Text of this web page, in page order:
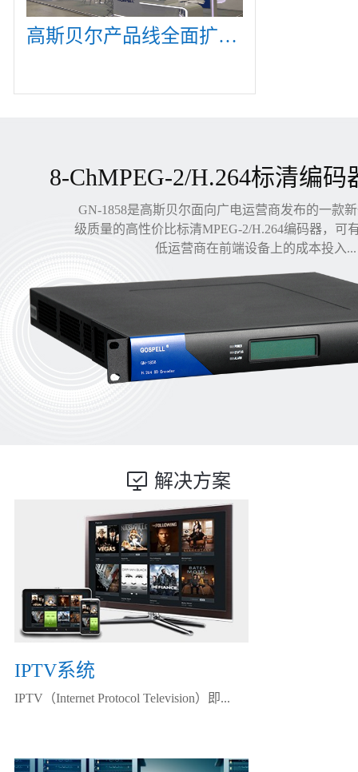
高斯贝尔产品线全面扩展，众多新产品亮相CommunicAsia 2019
8-ChMPEG-2/H.264标清编码
GN-1858是高斯贝尔面向广电运营商发布的一款
级质量的高性价比标清MPEG-2/H.264编码器，可
低运营商在前端设备上的成本投入...
解决方案
IPTV系统
IPTV（Internet Protocol Television）即...